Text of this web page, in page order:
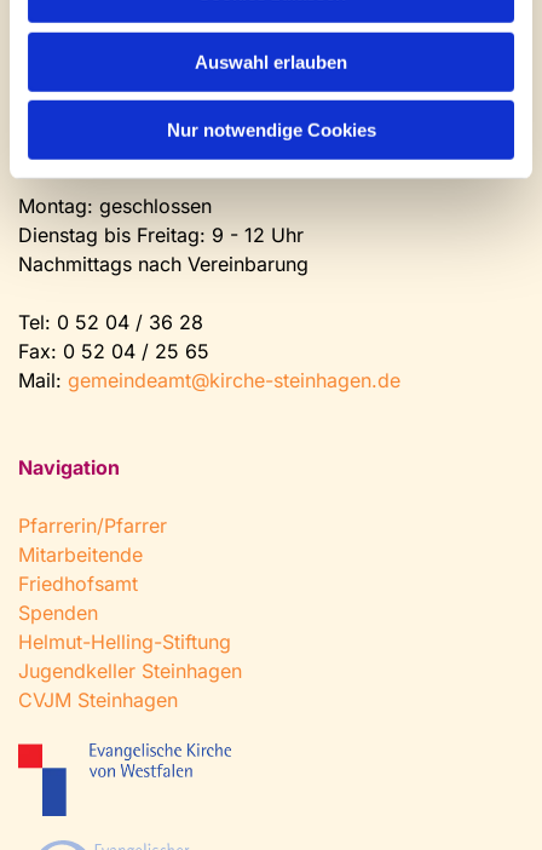
Auswahl erlauben
Nur notwendige Cookies
Mail:
Newsletter abonnieren
Kontakt und Öffnungszeiten
Gemeinde- und Friedhofsamt
Montag: geschlossen
Dienstag bis Freitag: 9 - 12 Uhr
Nachmittags nach Vereinbarung
Tel: 0 52 04 / 36 28
Fax: 0 52 04 / 25 65
Mail: gemeindeamt@kirche-steinhagen.de
Navigation
Pfarrerin/Pfarrer
Mitarbeitende
Friedhofsamt
Spenden
Helmut-Helling-Stiftung
Jugendkeller Steinhagen
CVJM Steinhagen